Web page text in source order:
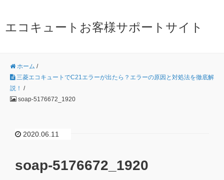
エコキュートお客様サポートサイト
ホーム /
三菱エコキュートでC21エラーが出たら？エラーの原因と対処法を徹底解
説！ /
soap-5176672_1920
2020.06.11
soap-5176672_1920